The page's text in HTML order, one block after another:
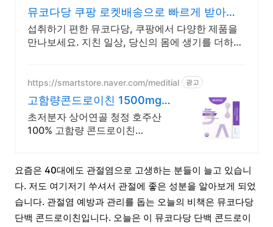
뮤코다당 쿠팡 로켓배송으로 빠르게 받아봐
요
섭취하기 편한 뮤코다당, 쿠팡에서 다양한 제품을
만나보세요. 지친 일상, 당신의 몸에 생기를 더하는
https://smartstore.naver.com/meditial 광고
고함량콘드로이친 1500mg
편안한 목넘김, 식물첨가물X
초저분자 상어연골 청정 호주산
100% 고함량 콘드로이친
요즘은 40대에도 관절염으로 고생하는 분들이 늘고 있습니
다. 저도 여기저기 쑤셔서 관절에 좋은 성분을 알아보게 되었
습니다. 관절염 예방과 관리를 돕는 오늘의 비책은 뮤코다당
단백 콘드로이친입니다. 오늘은 이 뮤코다당 단백 콘드로이